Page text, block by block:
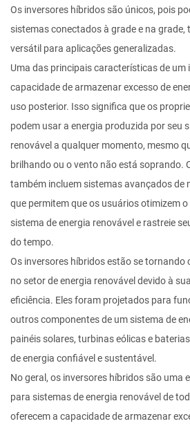
Os inversores híbridos são únicos, pois
sistemas conectados à grade e na
versátil para aplicações generalizadas.
Uma das principais características de um
capacidade de armazenar excesso de
uso posterior. Isso significa que os
podem usar a energia produzida por seu
renovável a qualquer momento, mesmo
brilhando ou o vento não está soprando.
também incluem sistemas avançados de
que permitem que os usuários otimizem o
sistema de energia renovável e rastreie
do tempo.
Os inversores híbridos estão se tornando
no setor de energia renovável devido à
eficiência. Eles foram projetados para
outros componentes de um sistema de
painéis solares, turbinas eólicas e
de energia confiável e sustentável.
No geral, os inversores híbridos são uma
para sistemas de energia renovável de
oferecem a capacidade de armazenar